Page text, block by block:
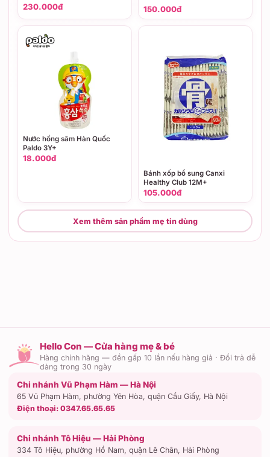
230.000đ 150.000đ
Nước hồng sâm Hàn Quốc
Paldo 3Y+
18.000đ
Bánh xốp bổ sung Canxi
Healthy Club 12M+
105.000đ
Xem thêm sản phẩm mẹ tin dùng
Hello Con — Cửa hàng mẹ & bé
Hàng chính hãng — đền gấp 10 lần nếu hàng giả · Đổi trả dễ
dàng trong 30 ngày
Chi nhánh Vũ Phạm Hàm — Hà Nội
65 Vũ Phạm Hàm, phường Yên Hòa, quận Cầu Giấy, Hà Nội
Điện thoại: 0347.65.65.65
Chi nhánh Tô Hiệu — Hải Phòng
334 Tô Hiệu, phường Hồ Nam, quận Lê Chân, Hải Phòng